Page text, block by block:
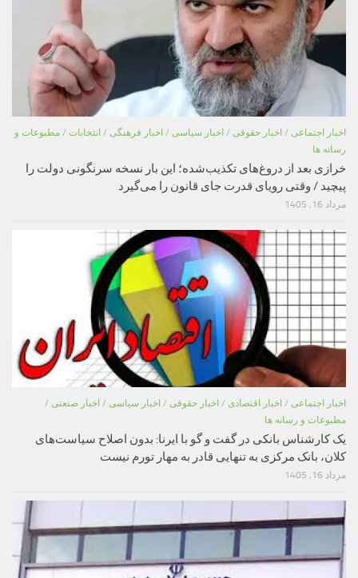
اخبار اجتماعی / اخبار حقوقی / اخبار سیاسی / اخبار فرهنگی / انتخابات / مطبوعات و
رسانه ها
خرازی بعد از دروغ‌های تکذیب‌شده؛ این بار نسخه سرنگونی دولت را
پیچید / وقتی رویای قدرت جای قانون را می‌گیرد
مرداد 16, 1405
اخبار اجتماعی / اخبار اقتصادی / اخبار حقوقی / اخبار سیاسی / اخبار صنعتی /
مطبوعات و رسانه ها
یک کارشناس بانکی در گفت و گو با ایرنا: بدون اصلاح سیاست‌های
کلان، بانک مرکزی به تنهایی قادر به مهار تورم نیست
مرداد 16, 1405